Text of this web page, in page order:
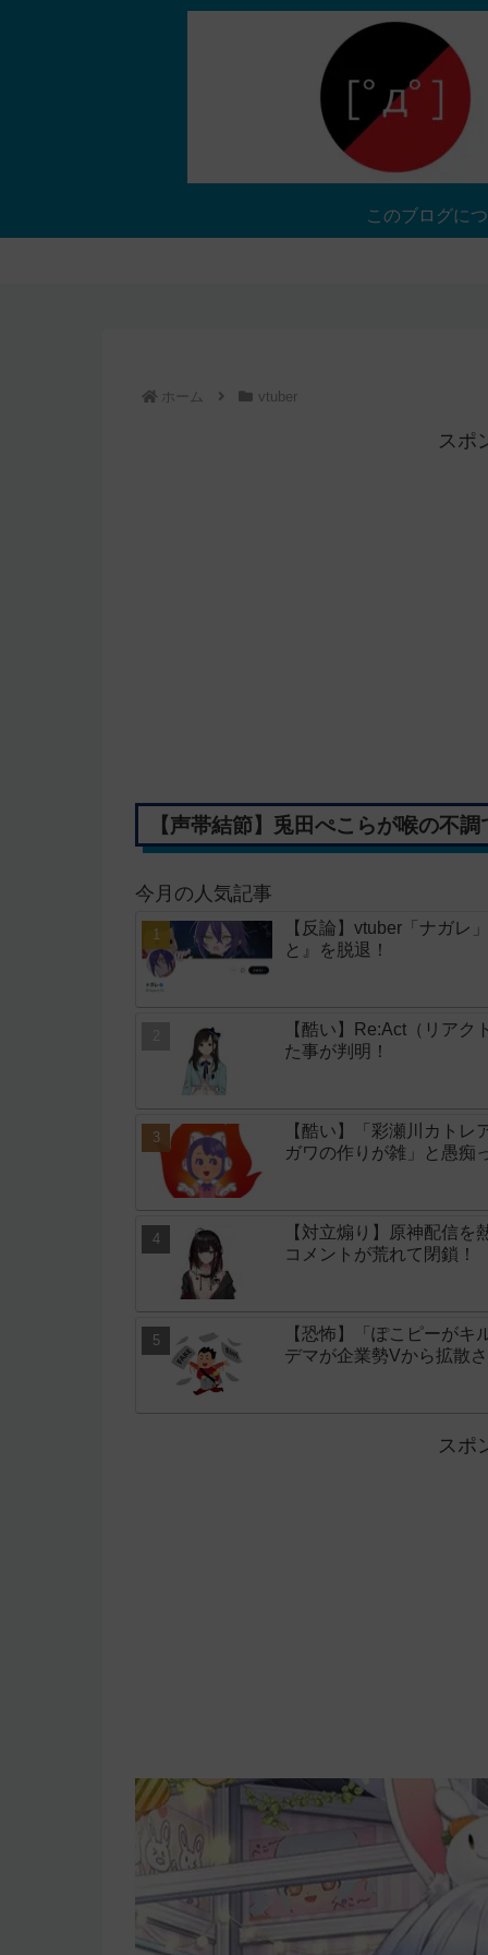
このブログに
ホーム vtuber
スポ
【声帯結節】兎田ぺこらが喉の不
今月の人気記事
【反論】vtuber「ナガレ
と』を脱退！
【酷い】Re:Act（リア
た事が判明！
【酷い】「彩瀬川カト
ガワの作りが雑」と愚痴
【対立煽り】原神配信
コメントが荒れて閉鎖！
【恐怖】「ぽこピーが
デマが企業勢Vから拡散
スポ